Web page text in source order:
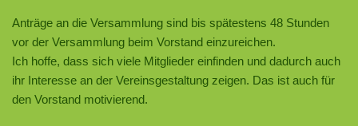
Anträge an die Versammlung sind bis spätestens 48 Stunden
vor der Versammlung beim Vorstand einzureichen.
Ich hoffe, dass sich viele Mitglieder einfinden und dadurch auch
ihr Interesse an der Vereinsgestaltung zeigen. Das ist auch für
den Vorstand motivierend.